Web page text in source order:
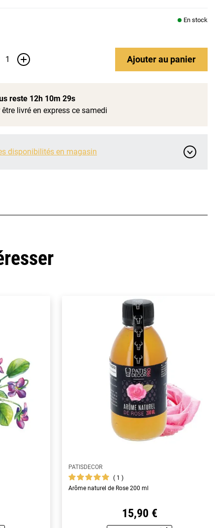
En stock
+ Ajouterau panier
reste 12h 10m 28s
être livré en express ce samedi
disponibilités en magasin
PATISDECOR
1
Arôme naturel de Rose 200 ml
15,90 €